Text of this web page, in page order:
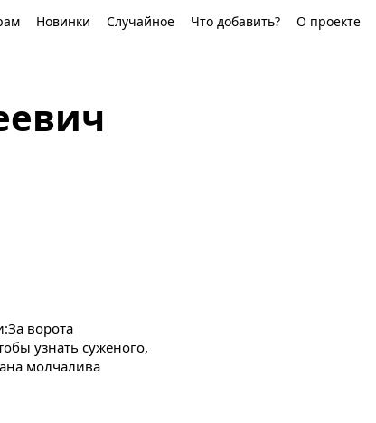
Новинки Случайное Что добавить? О проекте
ворота
узнать суженого,
молчалива